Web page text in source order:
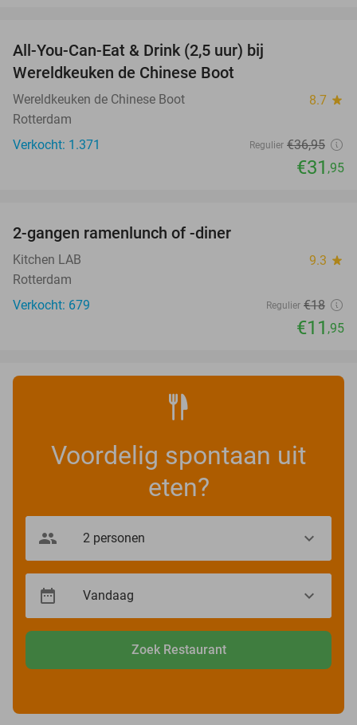
All-You-Can-Eat & Drink (2,5 uur) bij
Wereldkeuken de Chinese Boot
Wereldkeuken de Chinese Boot 8.7 star
Rotterdam
Verkocht: 1.371
Regulier €36,95
€31 ,95
2-gangen ramenlunch of -diner
Kitchen LAB 9.3 star
Rotterdam
Verkocht: 679
Regulier €18
€11 ,95
Voordelig spontaan uit
eten?
Zoek Restaurant